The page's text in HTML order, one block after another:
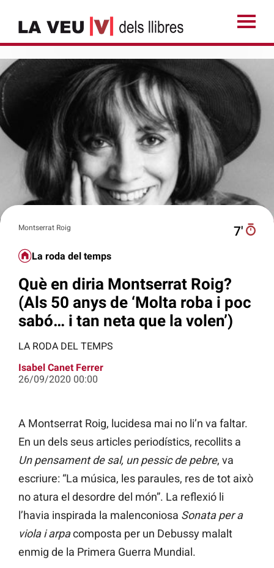
Montserrat Roig 7′
La roda del temps
Què en diria Montserrat Roig?
(Als 50 anys de ‘Molta roba i poc
sabó… i tan neta que la volen’)
LA RODA DEL TEMPS
Isabel Canet Ferrer
26/09/2020 00:00
A Montserrat Roig, lucidesa mai no li’n va faltar.
En un dels seus articles periodístics, recollits a
Un pensament de sal, un pessic de pebre, va
escriure: “La música, les paraules, res de tot això
no atura el desordre del món”. La reflexió li
l’havia inspirada la malenconiosa Sonata per a
viola i arpacomposta per un Debussy malalt
enmig de la Primera Guerra Mundial.